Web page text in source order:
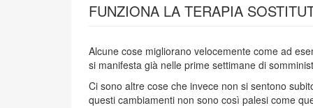
FUNZIONA LA TERAPIA
Alcune cose migliorano velocemente come ad
si manifesta già nelle prime settimane di
Ci sono altre cose che invece non si sentono
questi cambiamenti non sono così palesi come